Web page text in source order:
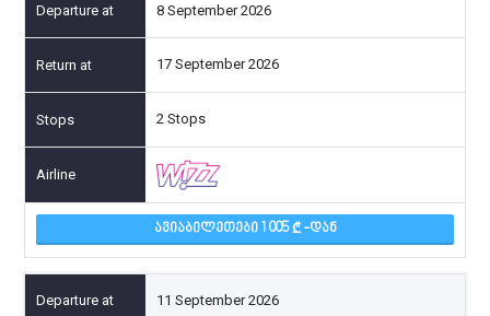
8 September 2026
17 September 2026
2 Stops
ᲐᲕᲘᲐᲑᲘᲚᲔᲗᲔᲑᲘ 1 005 -ᲓᲐᲜ
11 September 2026